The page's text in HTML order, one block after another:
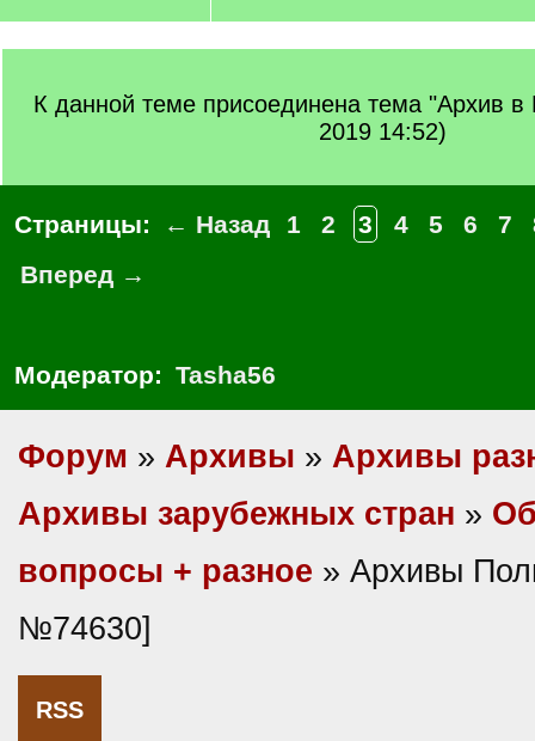
К данной теме присоединена тема "Архив
2019 14:52)
Страницы: ← Назад 1 2 3 4 5 6 7
Вперед →
Модератор: Tasha56
Форум » Архивы » Архивы
Архивы зарубежных стран »
вопросы + разное » Архивы
№74630]
RSS